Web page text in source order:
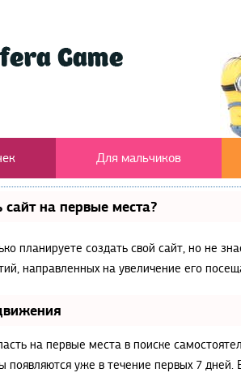
Для мальчиков
на первые места?
планируете создать свой сайт, но не
направленных на увеличение его
на первые места в поиске
появляются уже в течение первых 7